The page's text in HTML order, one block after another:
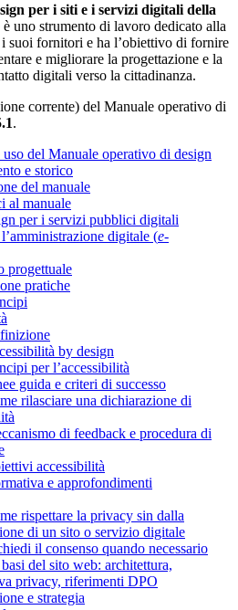
per i siti e i servizi digitali della
è uno strumento di lavoro dedicato alla
suoi fornitori e ha l’obiettivo di fornire
e migliorare la progettazione e la
digitali verso la cittadinanza.
corrente) del Manuale operativo di
.
del Manuale operativo di design
e storico
del manuale
al manuale
per i servizi pubblici digitali
digitale (e-
progettuale
pratiche
by design
per l’accessibilità
guida e criteri di successo
rilasciare una dichiarazione di
di feedback e procedura di
accessibilità
e approfondimenti
rispettare la privacy sin dalla
di un sito o servizio digitale
il consenso quando necessario
del sito web: architettura,
privacy, riferimenti DPO
e strategia